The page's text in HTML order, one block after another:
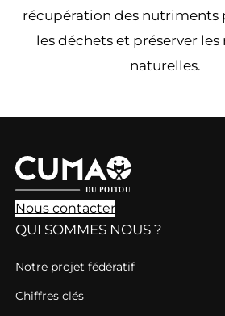
récupération des nutriments
les déchets et préserver les
naturelles.
Nous contacter
QUI SOMMES NOUS ?
Notre projet fédératif
Chiffres clés